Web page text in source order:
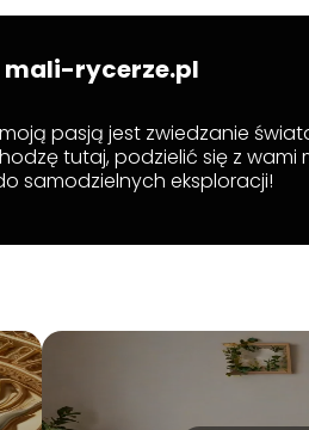
mali-rycerze.pl
pasją jest zwiedzanie
tutaj, podzielić się z wami
samodzielnych eksploracji!